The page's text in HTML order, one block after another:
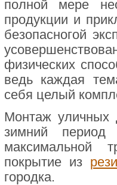
полной мере
продукции и
безопасногой
физических
ведь каждая
себя целый
Монтаж уличных
зимний
максимальной
покрытие из
городка.